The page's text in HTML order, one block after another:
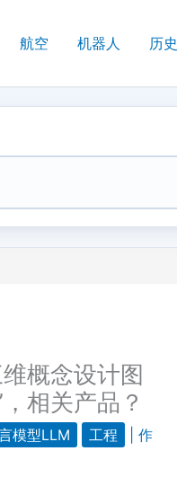
航空 机器人 历史
概念设计图
相关产品？
模型LLM 工程
| 作